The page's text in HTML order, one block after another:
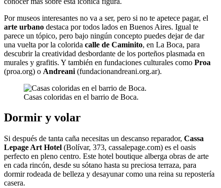
Por museos interesantes no va a ser, pero si no te apetece pagar, el
arte urbano destaca por todos lados en Buenos Aires. Igual te
parece un tópico, pero bajo ningún concepto puedes dejar de dar
una vuelta por la colorida calle de Caminito, en La Boca, para
descubrir la creatividad desbordante de los porteños plasmada en
murales y grafitis. Y también en fundaciones culturales como Proa
(proa.org) o Andreani (fundacionandreani.org.ar).
Casas coloridas en el barrio de Boca.
Dormir y volar
Si después de tanta caña necesitas un descanso reparador, Cassa
Lepage Art Hotel (Bolívar, 373, cassalepage.com) es el oasis
perfecto en pleno centro. Este hotel boutique alberga obras de arte
en cada rincón, desde su sótano hasta su preciosa terraza, para
dormir rodeada de belleza y desayunar como una reina su repostería
casera.